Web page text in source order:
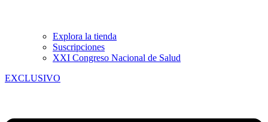
Explora la tienda
Suscripciones
XXI Congreso Nacional de Salud
EXCLUSIVO